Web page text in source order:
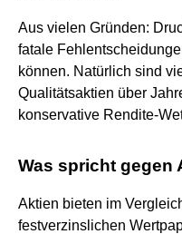
Aus vielen Gründen:
fatale
können. Natürlich sind
Qualitätsaktien über
konservative Rendite-
Was spricht gegen
Aktien bieten im
festverzinslichen